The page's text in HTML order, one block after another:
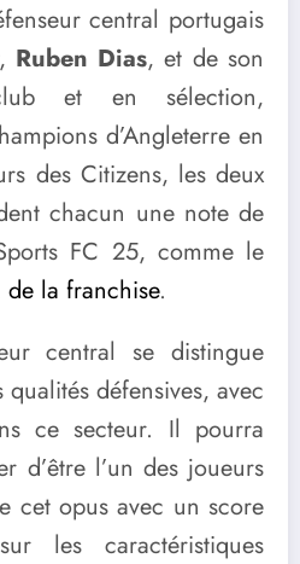
central portugais
Ruben Dias, et de son
et en sélection,
d’Angleterre en
des Citizens, les deux
chacun une note de
FC 25, comme le
la franchise.
central se distingue
défensives, avec
ce secteur. Il pourra
d’être l’un des joueurs
cet opus avec un score
les caractéristiques